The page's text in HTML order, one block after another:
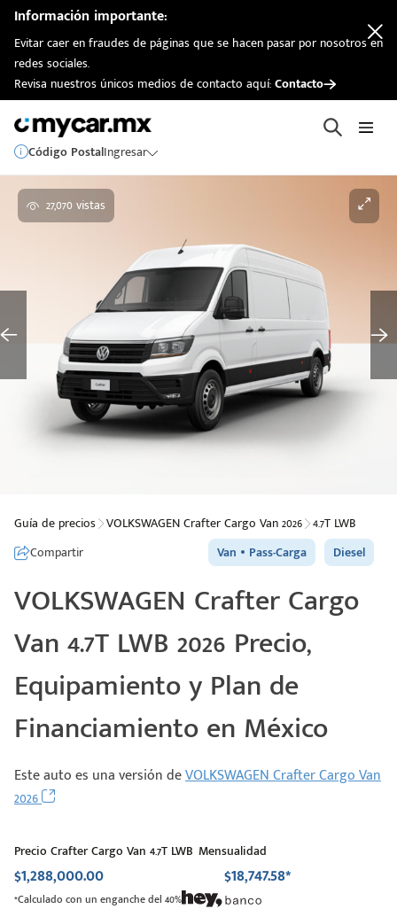
Información importante:
Evitar caer en fraudes de páginas que se hacen pasar por nosotros en
redes sociales.
Revisa nuestros únicos medios de contacto aquí:Contacto
Código PostalIngresar
27,070 vistas
Guía de precios VOLKSWAGEN Crafter Cargo Van 2026 4.7T LWB
Compartir
Van Pass-Carga Diesel
VOLKSWAGEN Crafter Cargo
Van 4.7T LWB 2026 Precio,
Equipamiento y Plan de
Financiamiento en México
Este auto es una versión deVOLKSWAGEN Crafter Cargo Van
2026
Precio Crafter Cargo Van 4.7T LWB
$1,288,000.00
Mensualidad
$18,747.58*
*Calculado con un enganche del 40%